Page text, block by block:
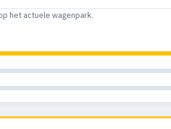
het actuele wagenpark.